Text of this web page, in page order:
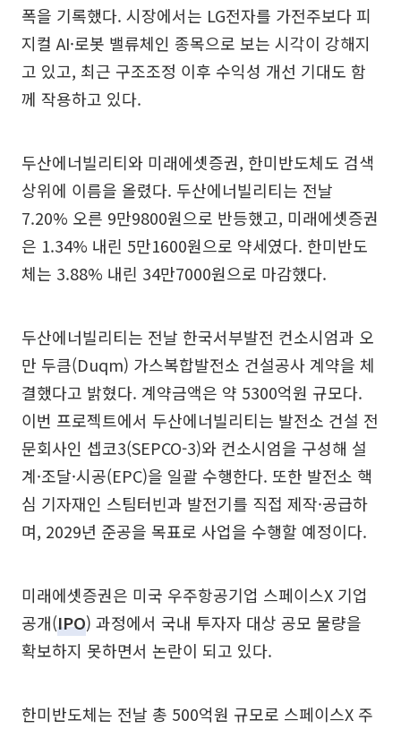
폭을 기록했다. 시장에서는 LG전자를 가전주보다 피
지컬 AI·로봇 밸류체인 종목으로 보는 시각이 강해지
고 있고, 최근 구조조정 이후 수익성 개선 기대도 함
께 작용하고 있다.
두산에너빌리티와 미래에셋증권, 한미반도체도 검색
상위에 이름을 올렸다. 두산에너빌리티는 전날
7.20% 오른 9만9800원으로 반등했고, 미래에셋증권
은 1.34% 내린 5만1600원으로 약세였다. 한미반도
체는 3.88% 내린 34만7000원으로 마감했다.
두산에너빌리티는 전날 한국서부발전 컨소시엄과 오
만 두큼(Duqm) 가스복합발전소 건설공사 계약을 체
결했다고 밝혔다. 계약금액은 약 5300억원 규모다.
이번 프로젝트에서 두산에너빌리티는 발전소 건설 전
문회사인 셉코3(SEPCO-3)와 컨소시엄을 구성해 설
계·조달·시공(EPC)을 일괄 수행한다. 또한 발전소 핵
심 기자재인 스팀터빈과 발전기를 직접 제작·공급하
며, 2029년 준공을 목표로 사업을 수행할 예정이다.
미래에셋증권은 미국 우주항공기업 스페이스X 기업
공개(IPO) 과정에서 국내 투자자 대상 공모 물량을
확보하지 못하면서 논란이 되고 있다.
한미반도체는 전날 총 500억원 규모로 스페이스X 주